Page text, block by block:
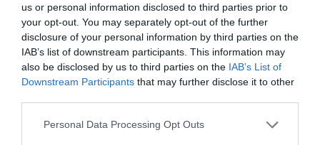
us or personal information disclosed to third parties prior to
your opt-out. You may separately opt-out of the further
disclosure of your personal information by third parties on the
IAB’s list of downstream participants. This information may
also be disclosed by us to third parties on the IAB’s List of
Downstream Participants that may further disclose it to other
Personal Data Processing Opt Outs
2013 – Ντιμίτρι Μιχαλάς, Αμερικανός
αστρονόμος και συγγραφέας
2016 – Βούλα Μάστορη, Ελληνίδα συγγραφέας
2017 – Ντέιβιντ Κάσιντι, αμερικανός